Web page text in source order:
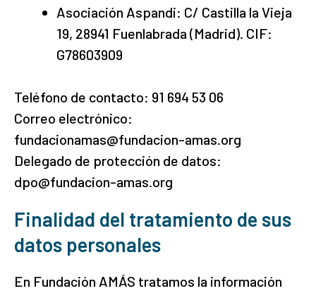
Asociación Aspandi: C/ Castilla la Vieja
19, 28941 Fuenlabrada (Madrid). CIF:
G78603909
Teléfono de contacto: 91 694 53 06
Correo electrónico:
fundacionamas@fundacion-amas.org
Delegado de protección de datos:
dpo@fundacion-amas.org
Finalidad del tratamiento de sus
datos personales
En Fundación AMÁS tratamos la información